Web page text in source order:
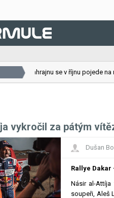
VC Bahrajnu se v říjnu pojede na
vykročil za pátým
Dušan
Rallye Dakar
Násir al-
soupeři, Aleš